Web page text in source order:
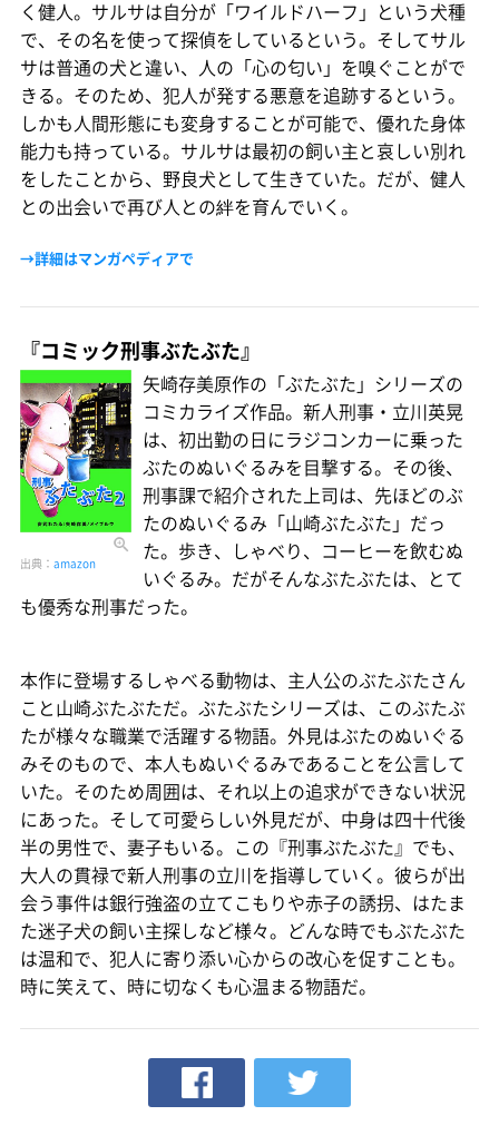
く健人。サルサは自分が「ワイルドハーフ」という犬種
で、その名を使って探偵をしているという。そしてサル
サは普通の犬と違い、人の「心の匂い」を嗅ぐことがで
きる。そのため、犯人が発する悪意を追跡するという。
しかも人間形態にも変身することが可能で、優れた身体
能力も持っている。サルサは最初の飼い主と哀しい別れ
をしたことから、野良犬として生きていた。だが、健人
との出会いで再び人との絆を育んでいく。
→詳細はマンガペディアで
『コミック刑事ぶたぶた』
出典： amazon
矢崎存美原作の「ぶたぶた」シリーズの
コミカライズ作品。新人刑事・立川英晃
は、初出勤の日にラジコンカーに乗った
ぶたのぬいぐるみを目撃する。その後、
刑事課で紹介された上司は、先ほどのぶ
たのぬいぐるみ「山崎ぶたぶた」だっ
た。歩き、しゃべり、コーヒーを飲むぬ
いぐるみ。だがそんなぶたぶたは、とて
も優秀な刑事だった。
本作に登場するしゃべる動物は、主人公のぶたぶたさん
こと山崎ぶたぶただ。ぶたぶたシリーズは、このぶたぶ
たが様々な職業で活躍する物語。外見はぶたのぬいぐる
みそのもので、本人もぬいぐるみであることを公言して
いた。そのため周囲は、それ以上の追求ができない状況
にあった。そして可愛らしい外見だが、中身は四十代後
半の男性で、妻子もいる。この『刑事ぶたぶた』でも、
大人の貫禄で新人刑事の立川を指導していく。彼らが出
会う事件は銀行強盗の立てこもりや赤子の誘拐、はたま
た迷子犬の飼い主探しなど様々。どんな時でもぶたぶた
は温和で、犯人に寄り添い心からの改心を促すことも。
時に笑えて、時に切なくも心温まる物語だ。